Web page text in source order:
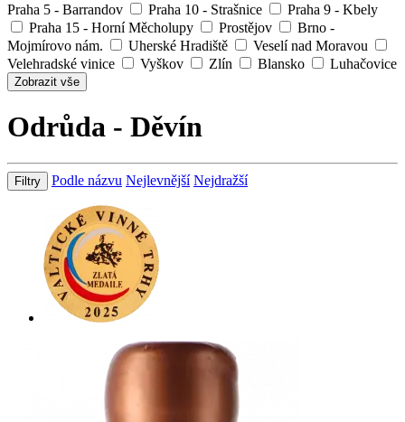
Praha 5 - Barrandov
Praha 10 - Strašnice
Praha 9 - Kbely
Praha 15 - Horní Měcholupy
Prostějov
Brno -
Mojmírovo nám.
Uherské Hradiště
Veselí nad Moravou
Velehradské vinice
Vyškov Zlín Blansko Luhačovice
Zobrazit vše
Odrůda - Děvín
Filtry Podle názvu Nejlevnější Nejdražší